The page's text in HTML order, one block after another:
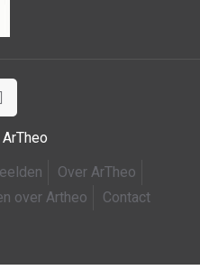
Over ArTheo
over Artheo Contact